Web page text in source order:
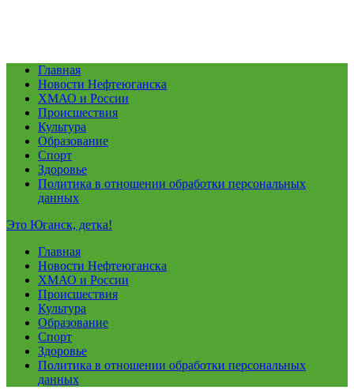
Главная
Новости Нефтеюганска
ХМАО и России
Происшествия
Культура
Образование
Спорт
Здоровье
Политика в отношении обработки персональных
данных
Это Юганск, детка!
Главная
Новости Нефтеюганска
ХМАО и России
Происшествия
Культура
Образование
Спорт
Здоровье
Политика в отношении обработки персональных
данных